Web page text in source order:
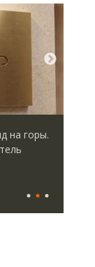
на горы.